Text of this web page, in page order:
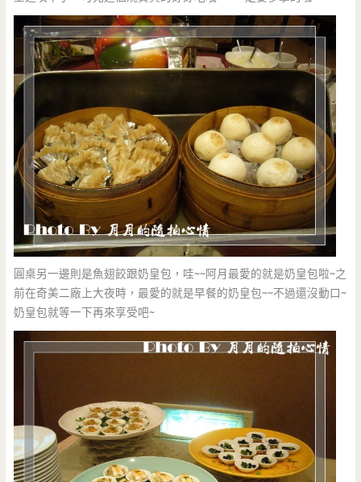
圓桌另一邊則是魚翅餃跟奶皇包，哇~~阿月最愛的就是奶皇包啦~之
前在奇美二廠上大夜時，最愛的就是早餐的奶皇包~~不過還沒動口~
奶皇包就等一下再來享受吧~